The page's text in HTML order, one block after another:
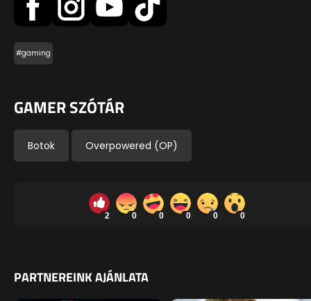
#gaming
GAMER SZÓTÁR
Botok Overpowered (OP)
2 0 0 0 0 0
PARTNEREINK AJÁNLATA